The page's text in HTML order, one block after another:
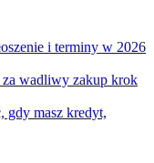
i terminy w 2026
za wadliwy zakup krok
gdy masz kredyt,